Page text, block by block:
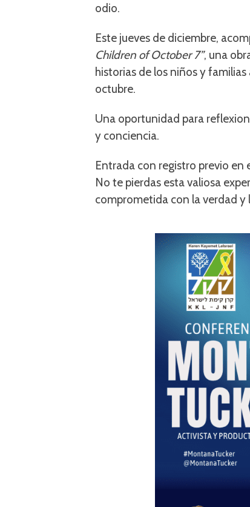
odio.
Este jueves de diciembre,
Children of October 7”, una
historias de los niños y
octubre.
Una oportunidad para
y conciencia.
Entrada con registro previo en
No te pierdas esta valiosa
comprometida con la verdad y